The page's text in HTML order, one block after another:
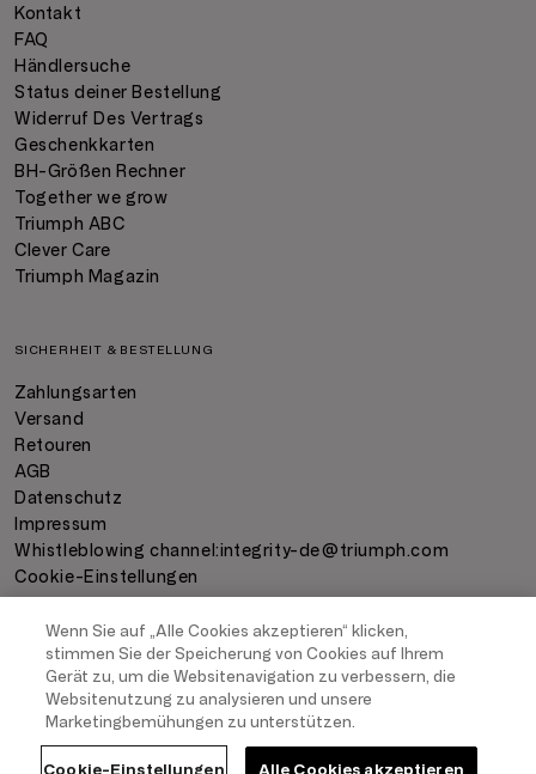
Kontakt
FAQ
Händlersuche
Status deiner Bestellung
Widerruf Des Vertrags
Geschenkkarten
BH-Größen Rechner
Together we grow
Triumph ABC
Clever Care
Triumph Magazin
SICHERHEIT & BESTELLUNG
Zahlungsarten
Versand
Retouren
AGB
Datenschutz
Impressum
Whistleblowing channel:integrity-de@triumph.com
Cookie-Einstellungen
ZAHLUNGSARTEN
Wenn Sie auf „Alle Cookies akzeptieren“ klicken,
stimmen Sie der Speicherung von Cookies auf Ihrem
Gerät zu, um die Websitenavigation zu verbessern, die
Websitenutzung zu analysieren und unsere
Marketingbemühungen zu unterstützen.
Cookie-Einstellungen Alle Cookies akzeptieren